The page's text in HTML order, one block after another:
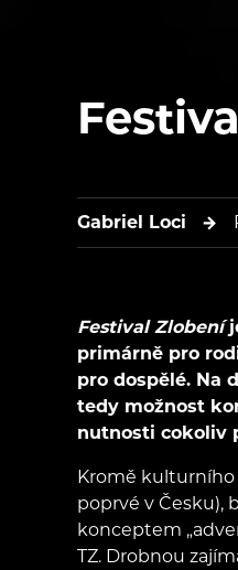
Gabriel Loci
Festival Zlobení
primárně pro
pro dospělé. Na
tedy možnost
nutnosti cokoliv
Kromě kulturního
poprvé v Česku),
konceptem
TZ. Drobnou